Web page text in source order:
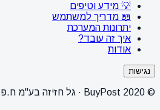
💡 מידע וטיפים
📖 מדריך למשתמש
יתרונות המערכת
איך זה עובד?
אודות
נגישות
© 2020 BuyPost · גל חזיזה בע"מ ח.פ 516149457. כל הזכויות שמורות.